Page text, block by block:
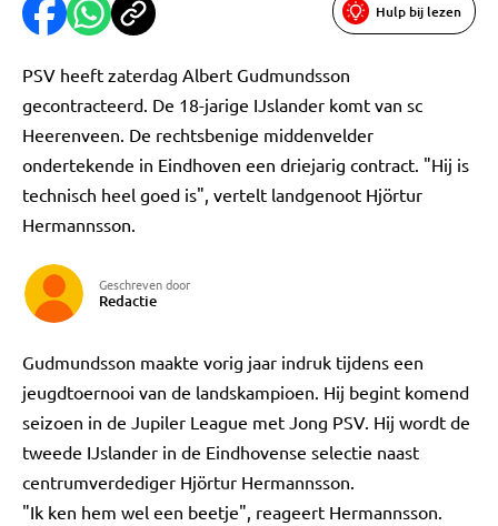
Hulp bij lezen
PSV heeft zaterdag Albert Gudmundsson
gecontracteerd. De 18-jarige IJslander komt van sc
Heerenveen. De rechtsbenige middenvelder
ondertekende in Eindhoven een driejarig contract. "Hij is
technisch heel goed is", vertelt landgenoot Hjörtur
Hermannsson.
Geschreven door
Redactie
Gudmundsson maakte vorig jaar indruk tijdens een
jeugdtoernooi van de landskampioen. Hij begint komend
seizoen in de Jupiler League met Jong PSV. Hij wordt de
tweede IJslander in de Eindhovense selectie naast
centrumverdediger Hjörtur Hermannsson.
"Ik ken hem wel een beetje", reageert Hermannsson.